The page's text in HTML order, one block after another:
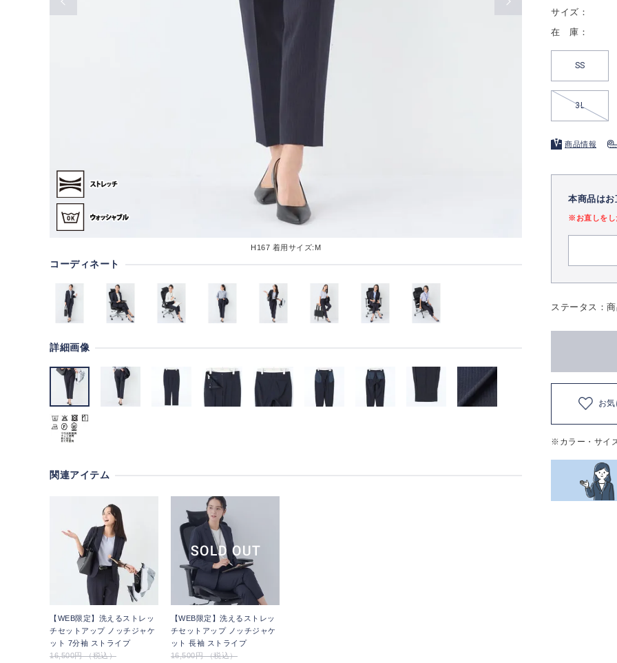
H167 着用サイズ:M
コーディネート
詳細画像
関連アイテム
【WEB限定】洗えるストレッ
チセットアップ ノッチジャケ
ット 7分袖 ストライプ
16,500円 （税込）
【WEB限定】洗えるストレッ
チセットアップ ノッチジャケ
ット 長袖 ストライプ
16,500円 （税込）
サイズ：
在 庫：
SS
3L
商品情報
本商品は
※お直しをし
ステータス：
お
※カラー・サイ